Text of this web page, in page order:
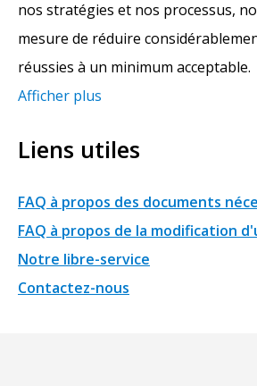
nos stratégies et nos processus,
mesure de réduire
réussies à un minimum acceptable.
Afficher plus
Liens utiles
FAQ à propos des documents
FAQ à propos de la modification
Notre libre-service
Contactez-nous